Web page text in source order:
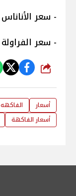
- سعر الأناناس
- سعر الفراولة يتراوح
شارك
أسعار الفاكهه
أسعار الفاكهة